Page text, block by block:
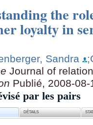
the
loyalty in
Sandra
Journal of
Publié, 2008-08-
par les pairs
DÉTAILS